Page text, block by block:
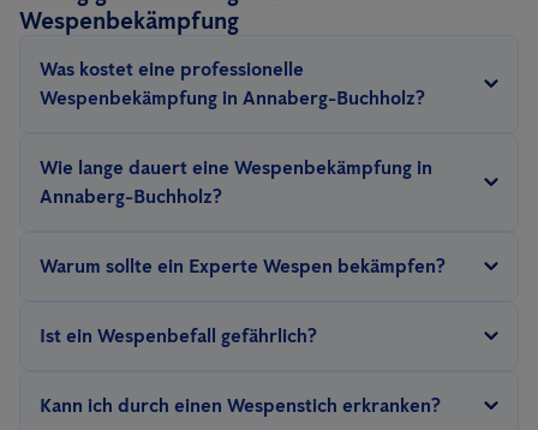
Wespenbekämpfung
Was kostet eine professionelle
Wespenbekämpfung in Annaberg-Buchholz?
Wie lange dauert eine Wespenbekämpfung in
Annaberg-Buchholz?
eine eine Bekämpfung um die 30 Minuten. Die Behandlung kann
Nachrichtschreiben!
Warum sollte ein Experte Wespen bekämpfen?
So ist eine rechtssichere Beseitigung von Wespennestern
geregelt, dass nur Experten Nester entfernen oder im besten
Ist ein Wespenbefall gefährlich?
gefährlich, aber auch für Nichtallergiker sind die Stiche
Kann ich durch einen Wespenstich erkranken?